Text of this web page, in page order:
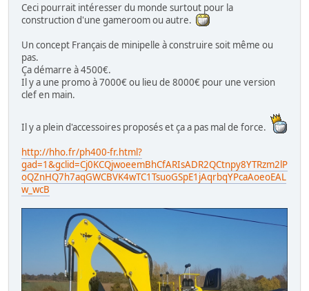
Ceci pourrait intéresser du monde surtout pour la
construction d'une gameroom ou autre.
Un concept Français de minipelle à construire soit même ou
pas.
Ça démarre à 4500€.
Il y a une promo à 7000€ ou lieu de 8000€ pour une version
clef en main.
Il y a plein d'accessoires proposés et ça a pas mal de force.
http://hho.fr/ph400-fr.html?
gad=1&gclid=Cj0KCQjwoeemBhCfARIsADR2QCtnpy8YTRzm2lP
oQZnHQ7h7aqGWCBVK4wTC1TsuoGSpE1jAqrbqYPcaAoeoEAL
w_wcB